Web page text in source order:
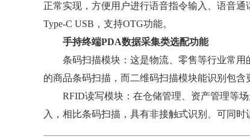
正常实现，方便用户进行语音指令输入、语音
Type-C USB，支持OTG功能。
手持终端PDA数据采集类选配功能
条码扫描模块：这是物流、零售等行业常用
的商品条码扫描，而二维码扫描模块能识别包
RFID读写模块：在仓储管理、资产管理等场
入，相比条码扫描，具有非接触式识别、可同时